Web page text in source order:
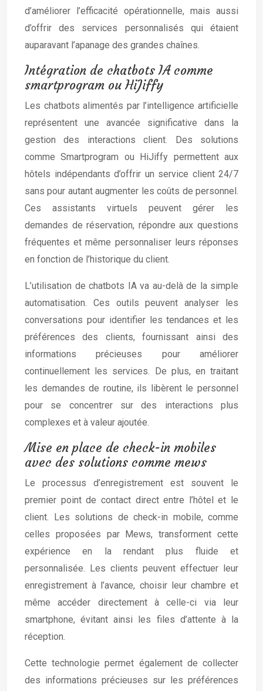
d’améliorer l’efficacité opérationnelle, mais aussi
d’offrir des services personnalisés qui étaient
auparavant l’apanage des grandes chaînes.
Intégration de chatbots IA comme
smartprogram ou HiJiffy
Les chatbots alimentés par l’intelligence artificielle
représentent une avancée significative dans la
gestion des interactions client. Des solutions
comme Smartprogram ou HiJiffy permettent aux
hôtels indépendants d’offrir un service client 24/7
sans pour autant augmenter les coûts de personnel.
Ces assistants virtuels peuvent gérer les
demandes de réservation, répondre aux questions
fréquentes et même personnaliser leurs réponses
en fonction de l’historique du client.
L’utilisation de chatbots IA va au-delà de la simple
automatisation. Ces outils peuvent analyser les
conversations pour identifier les tendances et les
préférences des clients, fournissant ainsi des
informations précieuses pour améliorer
continuellement les services. De plus, en traitant
les demandes de routine, ils libèrent le personnel
pour se concentrer sur des interactions plus
complexes et à valeur ajoutée.
Mise en place de check-in mobiles
avec des solutions comme mews
Le processus d’enregistrement est souvent le
premier point de contact direct entre l’hôtel et le
client. Les solutions de check-in mobile, comme
celles proposées par Mews, transforment cette
expérience en la rendant plus fluide et
personnalisée. Les clients peuvent effectuer leur
enregistrement à l’avance, choisir leur chambre et
même accéder directement à celle-ci via leur
smartphone, évitant ainsi les files d’attente à la
réception.
Cette technologie permet également de collecter
des informations précieuses sur les préférences